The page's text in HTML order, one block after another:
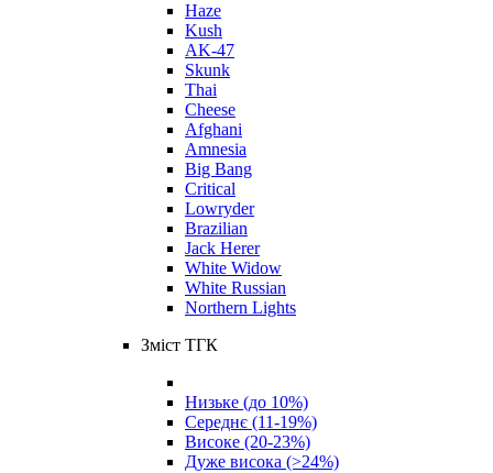
Haze
Kush
AK-47
Skunk
Thai
Cheese
Afghani
Amnesia
Big Bang
Critical
Lowryder
Brazilian
Jack Herer
White Widow
White Russian
Northern Lights
Зміст ТГК
Низьке (до 10%)
Середнє (11-19%)
Високе (20-23%)
Дуже висока (>24%)